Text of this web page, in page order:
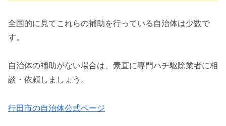
全国的に見てこれらの補助を行っている自治体は少数で
す。
自治体の補助がない場合は、素直に専門ハチ駆除業者に相
談・依頼しましょう。
行田市の自治体公式ページ